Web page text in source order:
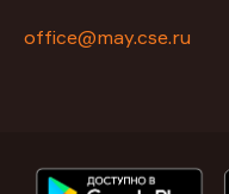
office@may.cse.ru